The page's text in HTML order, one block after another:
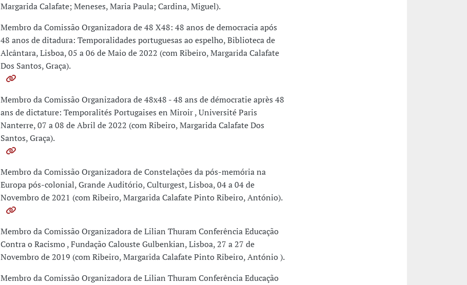
Margarida Calafate; Meneses, Maria Paula; Cardina, Miguel).
Membro da Comissão Organizadora de 48 X48: 48 anos de democracia após
48 anos de ditadura: Temporalidades portuguesas ao espelho, Biblioteca de
Alcântara, Lisboa, 05 a 06 de Maio de 2022 (com Ribeiro, Margarida Calafate
Dos Santos, Graça).
Membro da Comissão Organizadora de 48x48 - 48 ans de démocratie après 48
ans de dictature: Temporalités Portugaises en Miroir , Université Paris
Nanterre, 07 a 08 de Abril de 2022 (com Ribeiro, Margarida Calafate Dos
Santos, Graça).
Membro da Comissão Organizadora de Constelações da pós-memória na
Europa pós-colonial, Grande Auditório, Culturgest, Lisboa, 04 a 04 de
Novembro de 2021 (com Ribeiro, Margarida Calafate Pinto Ribeiro, António).
Membro da Comissão Organizadora de Lilian Thuram Conferência Educação
Contra o Racismo , Fundação Calouste Gulbenkian, Lisboa, 27 a 27 de
Novembro de 2019 (com Ribeiro, Margarida Calafate Pinto Ribeiro, António ).
Membro da Comissão Organizadora de Lilian Thuram Conferência Educação